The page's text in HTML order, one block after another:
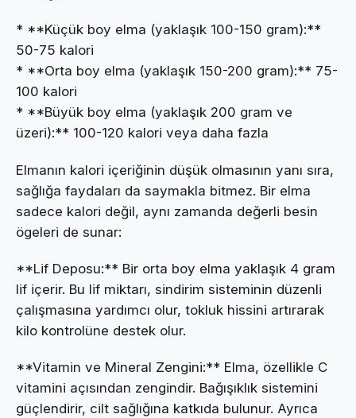
* **Küçük boy elma (yaklaşık 100-150 gram):**
50-75 kalori
* **Orta boy elma (yaklaşık 150-200 gram):** 75-
100 kalori
* **Büyük boy elma (yaklaşık 200 gram ve
üzeri):** 100-120 kalori veya daha fazla
Elmanın kalori içeriğinin düşük olmasının yanı sıra,
sağlığa faydaları da saymakla bitmez. Bir elma
sadece kalori değil, aynı zamanda değerli besin
ögeleri de sunar:
**Lif Deposu:** Bir orta boy elma yaklaşık 4 gram
lif içerir. Bu lif miktarı, sindirim sisteminin düzenli
çalışmasına yardımcı olur, tokluk hissini artırarak
kilo kontrolüne destek olur.
**Vitamin ve Mineral Zengini:** Elma, özellikle C
vitamini açısından zengindir. Bağışıklık sistemini
güçlendirir, cilt sağlığına katkıda bulunur. Ayrıca